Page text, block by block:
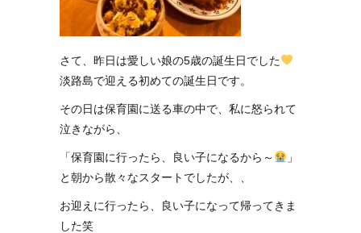
さて、昨日は愛しい娘の5歳の誕生日でした
淡路島で迎える初めての誕生日です。
その日は保育園に送る車の中で、私に怒られて
泣きながら、
「保育園に行ったら、良い子になるから～
」
と朝から散々なスタートでしたが、、
お迎えに行ったら、良い子になって帰ってきま
した笑